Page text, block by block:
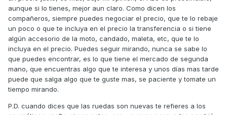
aunque si lo tienes, mejor aun claro. Como dicen los
compañeros, siempre puedes negociar el precio, que te lo rebaje
un poco o que te incluya en el precio la transferencia o si tiene
algún accesorio de la moto, candado, maleta, etc, que te lo
incluya en el precio. Puedes seguir mirando, nunca se sabe lo
que puedes encontrar, es lo que tiene el mercado de segunda
mano, que encuentras algo que te interesa y unos días mas tarde
puede que salga algo que te guste mas, se paciente y tomate un
tiempo mirando.
P.D. cuando dices que las ruedas son nuevas te refieres a los